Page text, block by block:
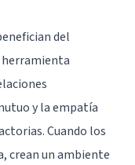
del
herramienta
y la empatía
Cuando los
crean un ambiente